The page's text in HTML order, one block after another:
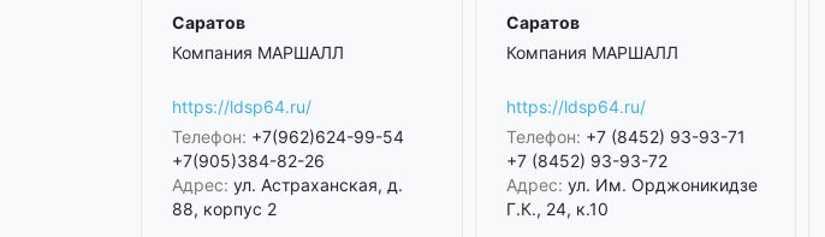
Саратов
Компания МАРШАЛЛ
https://ldsp64.ru/
Телефон: +7(962)624-99-54
+7(905)384-82-26
Адрес: ул. Астраханская, д.
88, корпус 2
Саратов
Компания МАРШАЛЛ
https://ldsp64.ru/
Телефон: +7 (8452) 93-93-71
+7 (8452) 93-93-72
Адрес: ул. Им. Орджоникидзе
Г.К., 24, к.10